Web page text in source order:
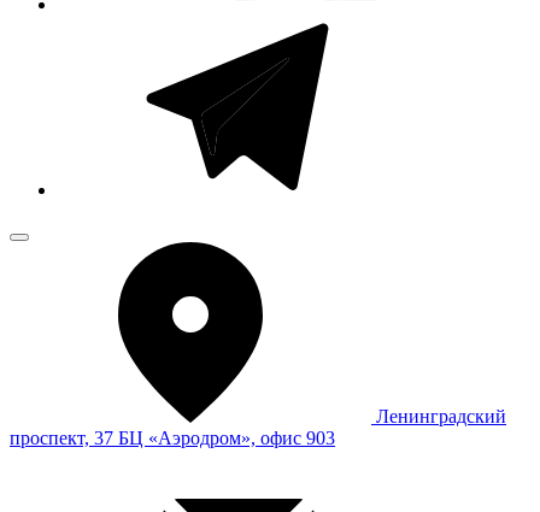
Ленинградский
проспект, 37 БЦ «Аэродром», офис 903